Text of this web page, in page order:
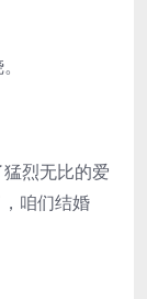
烈无比的爱
咱们结婚